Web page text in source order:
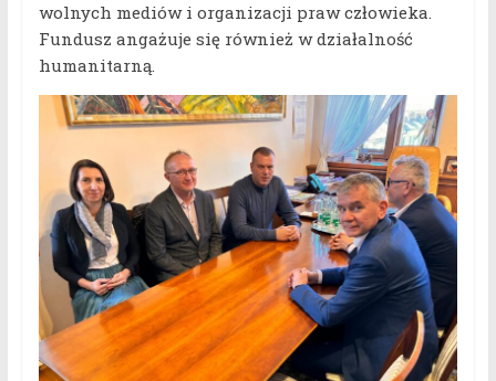
wolnych mediów i organizacji praw człowieka.
Fundusz angażuje się również w działalność
humanitarną.